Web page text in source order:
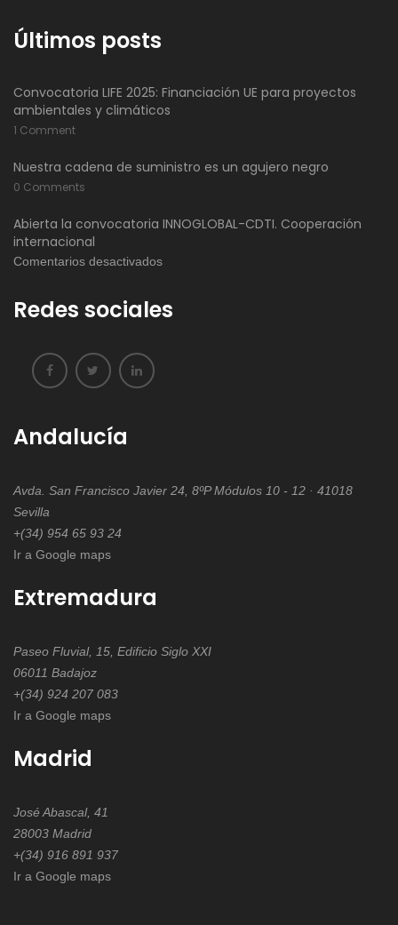
Últimos posts
Convocatoria LIFE 2025: Financiación UE para proyectos
ambientales y climáticos
1 Comment
Nuestra cadena de suministro es un agujero negro
0 Comments
Abierta la convocatoria INNOGLOBAL-CDTI. Cooperación
internacional
Comentarios desactivadosen
la
Redes sociales
Andalucía
Avda. San Francisco Javier 24, 8ºP Módulos 10 - 12 · 41018
Sevilla
+(34) 954 65 93 24
Ir a Google maps
Extremadura
Paseo Fluvial, 15, Edificio Siglo XXI
06011 Badajoz
+(34) 924 207 083
Ir a Google maps
Madrid
José Abascal, 41
28003 Madrid
+(34) 916 891 937
Ir a Google maps